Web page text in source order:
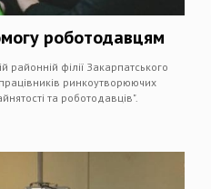
роботодавцям
філії Закарпатського
ринкоутворюючих
та роботодавців".